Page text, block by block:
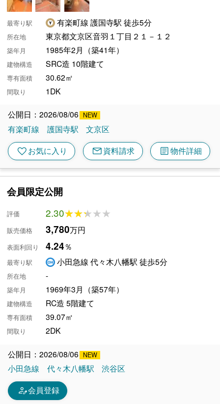
最寄り駅 有楽町線 護国寺駅 徒歩5分
所在地 東京都文京区音羽１丁目２１－１２
築年月 1985年2月（築41年）
建物構造 SRC造 10階建て
専有面積 30.62㎡
間取り 1DK
公開日：2026/08/06
有楽町線
護国寺駅 文京区
favoriteお気に入り mail資料請求 article物件詳細
会員限定公開
評価 2.30★★★★★
★★★★★
販売価格 3,780万円
表面利回り 4.24％
最寄り駅 小田急線 代々木八幡駅 徒歩5分
所在地 -
築年月 1969年3月（築57年）
建物構造 RC造 5階建て
専有面積 39.07㎡
間取り 2DK
公開日：2026/08/06
小田急線
代々木八幡駅 渋谷区
person_edit会員登録